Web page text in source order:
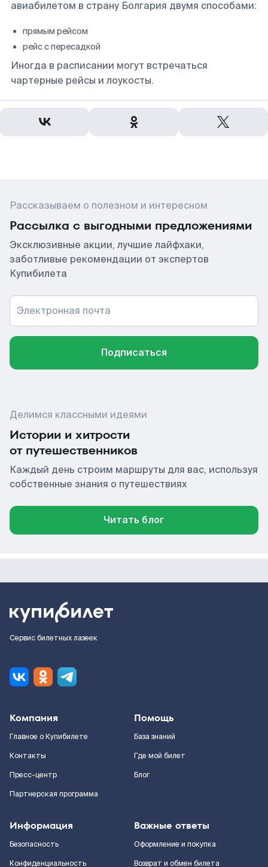
авиабилетом в страну Болгария двумя способами:
прямым рейсом
рейс с пересадкой
Иногда в расписании могут встречаться
чартерные рейсы и лоукосты.
Рассказываем о полезном и интересном
Рассылка с выгодными предложениями
Эксклюзивные акции, лучшие лайфхаки,
заботливые рекомендации от экспертов
Купибилета
Электронная почта
Подписаться
Делимся классными идеями
Истории и хитрости
от путешественников
Каждый день строим маршруты для вас, используя
собственные знания о путешествиях
Читать блог
Сервис билетных лазеек
Компания
Главное о Купибилете
Контакты
Пресс-центр
Партнерская программа
Помощь
База знаний
Где мой билет
Блог
Информация
Безопасность
Конфиденциальность
Важные ответы
Оформление и покупка
Возврат и обмен билета